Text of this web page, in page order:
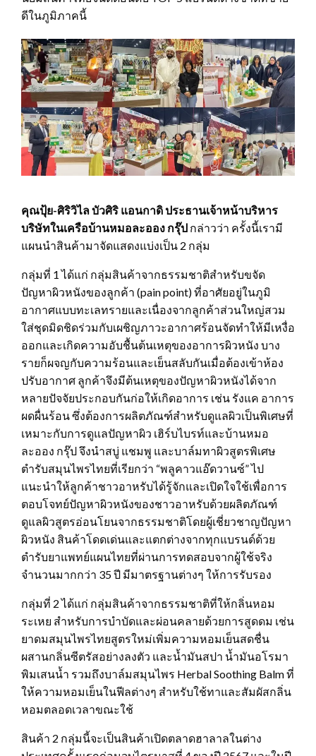
ดีในภูมิภาคนี้
คุณปุ้ย-ศิริวิไล บัวศิริ แอนกาดิ ประธานเจ้าหน้าบริหาร
บริษัทในเครือบ้านหมอละออง กรุ๊ป กล่าวว่า ครั้งนี้เรามี
แผนนำสินค้ามาจัดแสดงแบ่งเป็น 2 กลุ่ม
กลุ่มที่ 1 ได้แก่ กลุ่มสินค้าจากธรรมชาติสำหรับขจัด
ปัญหาผิวหนังของลูกค้า (pain point) ที่อาศัยอยู่ในภูมิ
อากาศแบบทะเลทรายและเนื่องจากลูกค้าส่วนใหญ่สวม
ใส่ชุดมิดชิดร่วมกับเผชิญภาวะอากาศร้อนจัดทำให้มีเหงื่อ
ออกและเกิดความอับชื้นต้นเหตุของอาการผิวหนัง บาง
รายก็ผจญกับความร้อนและเย็นสลับกันเมื่อต้องเข้าห้อง
ปรับอากาศ ลูกค้าจึงมีต้นเหตุของปัญหาผิวหนังได้จาก
หลายปัจจัยประกอบกันก่อให้เกิดอาการ เช่น รังแค อาการ
ผดผื่นร้อน ซึ่งต้องการผลิตภัณฑ์สำหรับดูแลผิวเป็นพิเศษที่
เหมาะกับการดูแลปัญหาผิว เฮิร์บไบรท์และบ้านหมอ
ละออง กรุ๊ป จึงนำสบู่ แชมพู และบาล์มทาผิวสูตรพิเศษ
ตำรับสมุนไพรไทยที่เรียกว่า “พลูคาวแอ๊ดวานซ์” ไป
แนะนำให้ลูกค้าชาวอาหรับได้รู้จักและเปิดใจใช้เพื่อการ
ตอบโจทย์ปัญหาผิวหนังของชาวอาหรับด้วยผลิตภัณฑ์
ดูแลผิวสูตรอ่อนโยนจากธรรมชาติโดยผู้เชี่ยวชาญปัญหา
ผิวหนัง สินค้าโดดเด่นและแตกต่างจากทุกแบรนด์ด้วย
ตำรับยาแพทย์แผนไทยที่ผ่านการทดสอบจากผู้ใช้จริง
จำนวนมากกว่า 35 ปี มีมาตรฐานต่างๆ ให้การรับรอง
กลุ่มที่ 2 ได้แก่ กลุ่มสินค้าจากธรรมชาติที่ให้กลิ่นหอม
ระเหย สำหรับการบำบัดและผ่อนคลายด้วยการสูดดม เช่น
ยาดมสมุนไพรไทยสูตรใหม่เพิ่มความหอมเย็นสดชื่น
ผสานกลิ่นซีตรัสอย่างลงตัว และน้ำมันสปา น้ำมันอโรมา
พิมเสนน้ำ รวมถึงบาล์มสมุนไพร Herbal Soothing Balm ที่
ให้ความหอมเย็นในฟีลต่างๆ สำหรับใช้ทาและสัมผัสกลิ่น
หอมตลอดเวลาขณะใช้
สินค้า 2 กลุ่มนี้จะเป็นสินค้าเปิดตลาดฮาลาลในต่าง